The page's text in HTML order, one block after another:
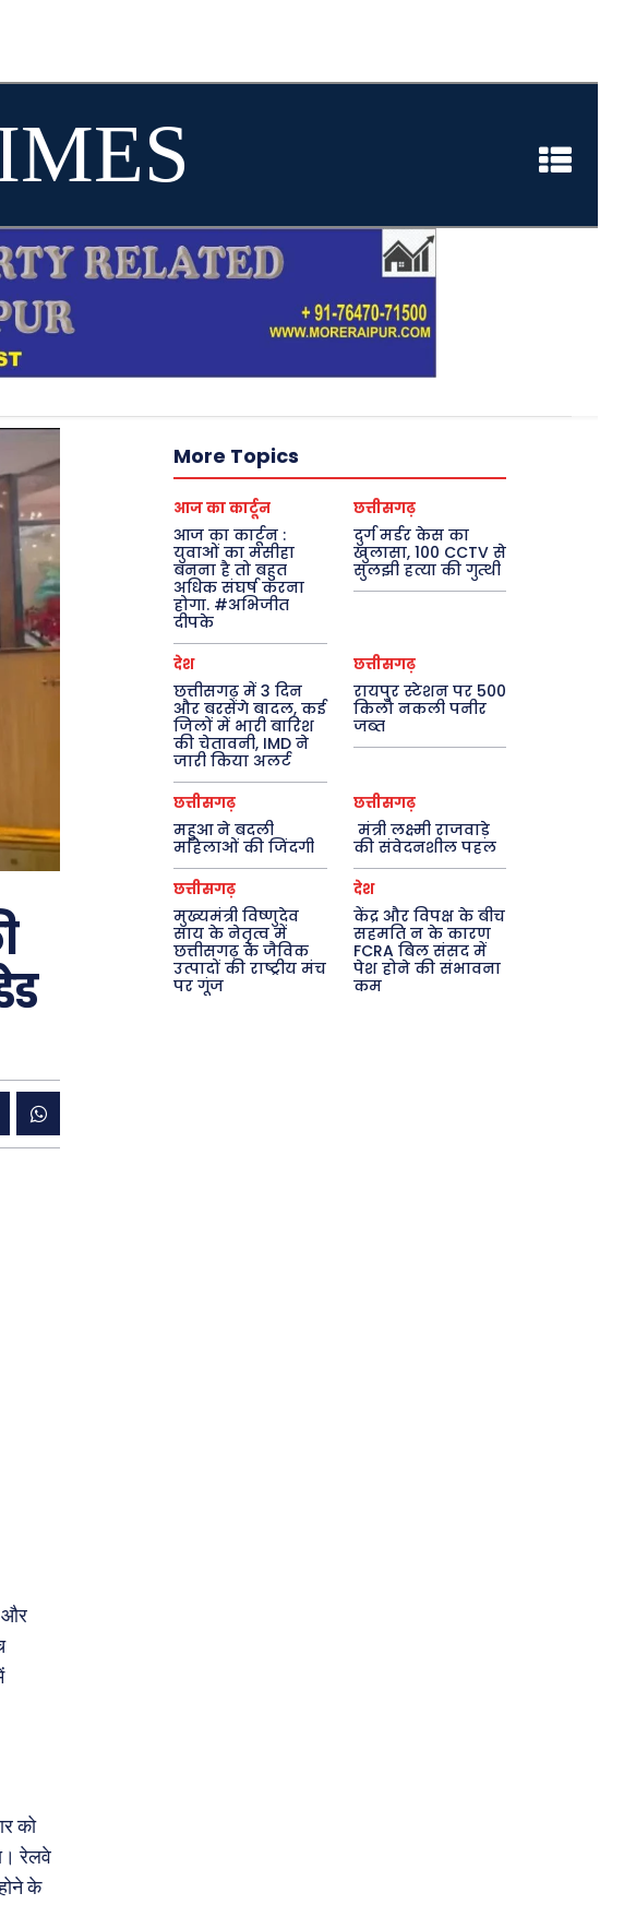
और
को
रेलवे
के
More Topics
आज का कार्टून
आज का कार्टून :
युवाओं का मसीहा
बनना है तो बहुत
अधिक संघर्ष करना
होगा. #अभिजीत
दीपके
छत्तीसगढ़
दुर्ग मर्डर केस का
खुलासा, 100 CCTV से
सुलझी हत्या की गुत्थी
देश
छत्तीसगढ़ में 3 दिन
और बरसेंगे बादल, कई
जिलों में भारी बारिश
की चेतावनी, IMD ने
जारी किया अलर्ट
छत्तीसगढ़
रायपुर स्टेशन पर 500
किलो नकली पनीर
जब्त
छत्तीसगढ़
महुआ ने बदली
महिलाओं की जिंदगी
छत्तीसगढ़
मंत्री लक्ष्मी राजवाड़े
की संवेदनशील पहल
छत्तीसगढ़
मुख्यमंत्री विष्णुदेव
साय के नेतृत्व में
छत्तीसगढ़ के जैविक
उत्पादों की राष्ट्रीय मंच
पर गूंज
देश
केंद्र और विपक्ष के बीच
सहमति न के कारण
FCRA बिल संसद में
पेश होने की संभावना
कम